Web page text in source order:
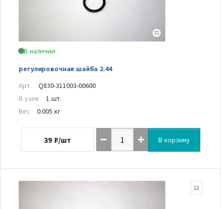
В наличии
регулировочная шайба 2.44
Арт.
Q830-311003-00600
В узле
1 шт.
Вес
0.005 кг
39 ₽/шт В корзину
12